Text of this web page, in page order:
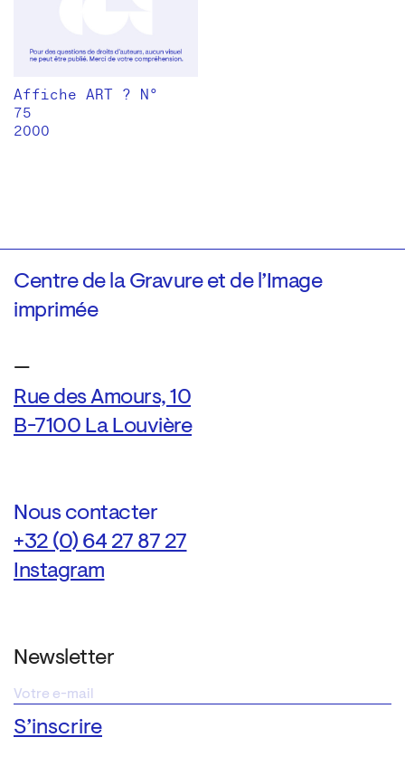
Affiche ART ? N°
75
2000
Centre de la Gravure et de l’Image
imprimée
—
Rue des Amours, 10
B-7100 La Louvière
Nous contacter
+32 (0) 64 27 87 27
Instagram
Newsletter